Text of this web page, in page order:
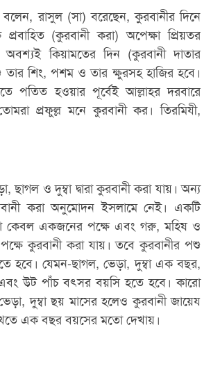
রাসুল (সা) বরেছেন, কুরবানীর দিনে
(কুরবানী করা) অপেক্ষা প্রিয়তর
কিয়ামতের দিন (কুরবানী দাতার
তার শিং, পশম ও তার ক্ষুরসহ হাজির হবে।
পতিত হওয়ার পূর্বেই আল্লাহর দরবারে
প্রফুল্ল মনে কুরবানী কর। তিরমিযী,
ও দুম্বা দ্বারা কুরবানী করা যায়। অন্য
করা অনুমোদন ইসলামে নেই। একটি
কেবল একজনের পক্ষে এবং গরু, মহিষ ও
কুরবানী করা যায়। তবে কুরবানীর পশু
হবে। যেমন-ছাগল, ভেড়া, দুম্বা এক বছর,
উট পাঁচ বৎসর বয়সি হতে হবে। কারো
দুম্বা ছয় মাসের হলেও কুরবানী জায়েয
এক বছর বয়সের মতো দেখায়।